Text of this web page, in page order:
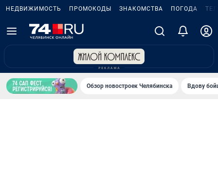
НЕДВИЖИМОСТЬ ПРОМОКОДЫ ЗНАКОМСТВА ПОГОДА
Обзор новостроек Челябинска Вдову